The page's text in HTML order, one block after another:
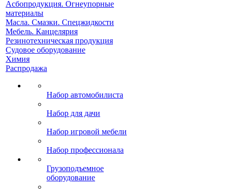
Асбопродукция. Огнеупорные
материалы
Масла. Смазки. Спецжидкости
Мебель. Канцелярия
Резинотехническая продукция
Судовое оборудование
Химия
Распродажа
Набор автомобилиста
Набор для дачи
Набор игровой мебели
Набор профессионала
Грузоподъемное
оборудование